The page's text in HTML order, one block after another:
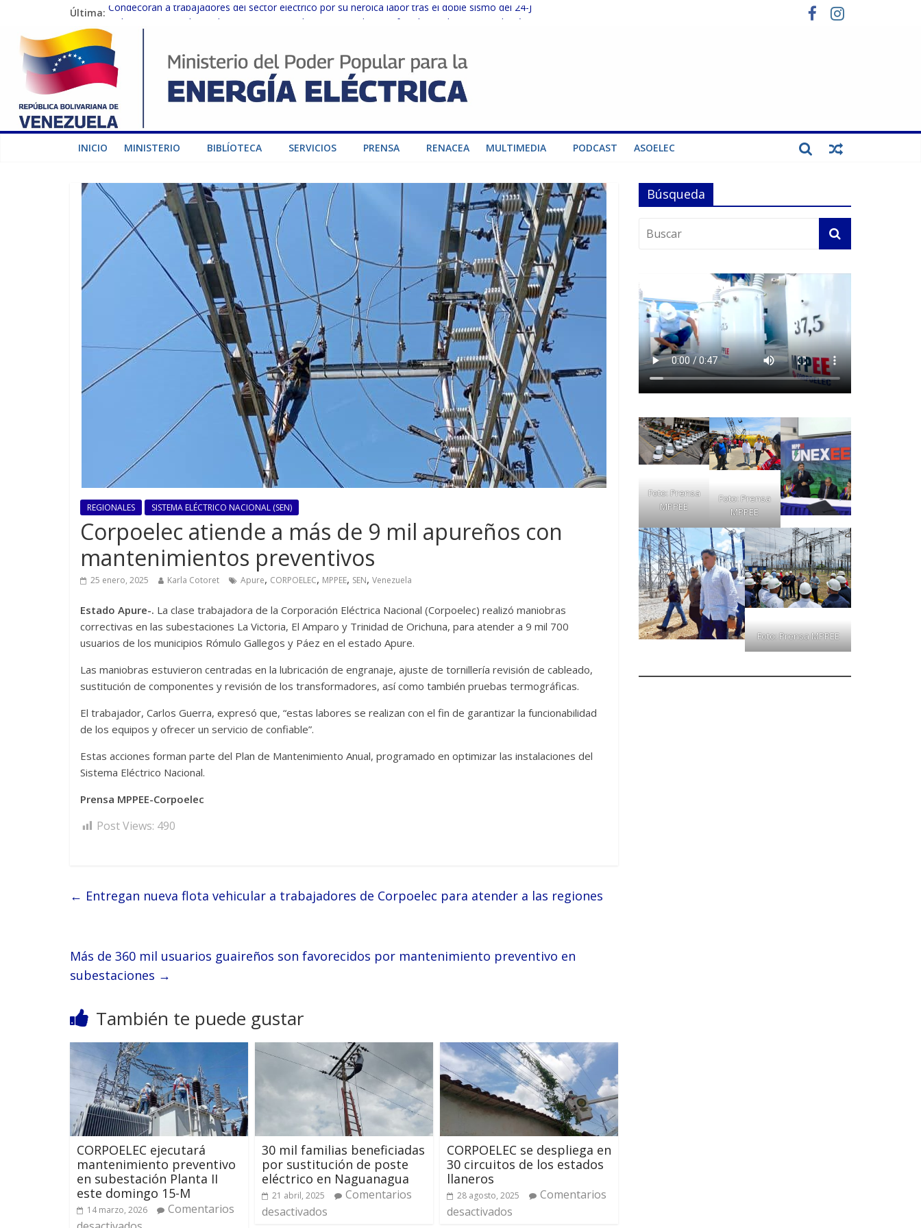
Última: Condecoran a trabajadores del sector eléctrico por su heroica labor tras el doble sismo del 24-J
Gobierno Nacional coordina acciones con el sector privado para fortalecer el SEN ante el «Súper Niño»
Inspeccionan trabajos de rehabilitación en instalaciones del SEN en Carabobo
Gobierno Nacional activa plan preventivo para fortalecer el SEN ante el fenómeno de El Niño
Termocarabobo recupera el 50% de su capacidad de generación para fortalecer el SEN
INICIO MINISTERIO BIBLÍOTECA SERVICIOS PRENSA RENACEA MULTIMEDIA PODCAST ASOELEC
REGIONALES SISTEMA ELÉCTRICO NACIONAL (SEN)
Corpoelec atiende a más de 9 mil apureños con
mantenimientos preventivos
25 enero, 2025 Karla Cotoret Apure, CORPOELEC, MPPEE, SEN, Venezuela
Estado Apure-. La clase trabajadora de la Corporación Eléctrica Nacional (Corpoelec) realizó maniobras
correctivas en las subestaciones La Victoria, El Amparo y Trinidad de Orichuna, para atender a 9 mil 700
usuarios de los municipios Rómulo Gallegos y Páez en el estado Apure.
Las maniobras estuvieron centradas en la lubricación de engranaje, ajuste de tornillería revisión de cableado,
sustitución de componentes y revisión de los transformadores, así como también pruebas termográficas.
El trabajador, Carlos Guerra, expresó que, “estas labores se realizan con el fin de garantizar la funcionabilidad
de los equipos y ofrecer un servicio de confiable”.
Estas acciones forman parte del Plan de Mantenimiento Anual, programado en optimizar las instalaciones del
Sistema Eléctrico Nacional.
Prensa MPPEE-Corpoelec
Post Views: 490
← Entregan nueva flota vehicular a trabajadores de Corpoelec para atender a las regiones
Más de 360 mil usuarios guaireños son favorecidos por mantenimiento preventivo en
subestaciones →
También te puede gustar
CORPOELEC ejecutará
mantenimiento preventivo
en subestación Planta II
este domingo 15-M
14 marzo, 2026
Comentarios
30 mil familias beneficiadas
por sustitución de poste
eléctrico en Naguanagua
21 abril, 2025
Comentarios
desactivados
CORPOELEC se despliega en
30 circuitos de los estados
llaneros
28 agosto, 2025
Comentarios
desactivados
Búsqueda
Foto: Prensa
MPPEE
Foto: Prensa
MPPEE
Foto: Prensa MPPEE